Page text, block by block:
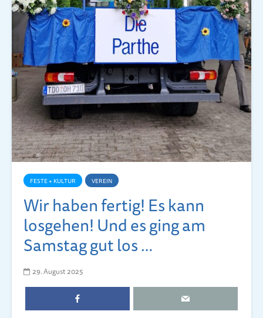
FESTE + KULTUR VEREIN
Wir haben fertig! Es kann
losgehen! Und es ging am
Samstag gut los …
29. August 2025